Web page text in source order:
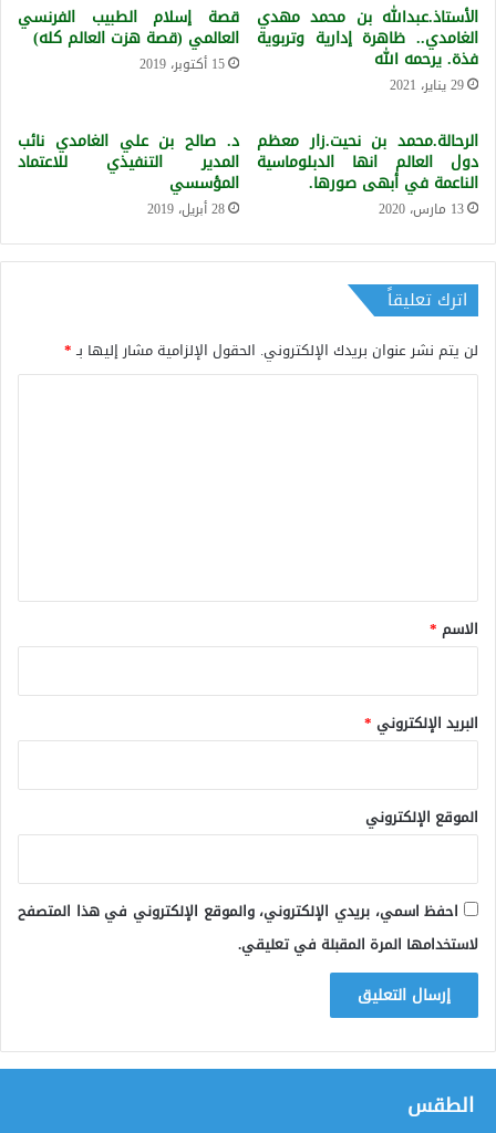
العلمية
بمركز
تاريخ
مكة.
الأستاذ.عبدالله بن محمد مهدي
الغامدي.. ظاهرة إدارية وتربوية
فذة. يرحمه الله
29 يناير، 2021
قصة إسلام الطبيب الفرنسي
العالمي (قصة هزت العالم كله)
15 أكتوبر، 2019
الرحالة.محمد بن نحيت.زار معظم
دول العالم انها الدبلوماسية
الناعمة في أبهى صورها.
13 مارس، 2020
د. صالح بن علي الغامدي نائب
المدير التنفيذي للاعتماد
المؤسسي
28 أبريل، 2019
اترك تعليقاً
لن يتم نشر عنوان بريدك الإلكتروني. الحقول الإلزامية مشار إليها بـ*
*
الاسم *
البريد الإلكتروني *
الموقع الإلكتروني
احفظ اسمي، بريدي الإلكتروني، والموقع الإلكتروني في هذا المتصفح
لاستخدامها المرة المقبلة في تعليقي.
الطقس